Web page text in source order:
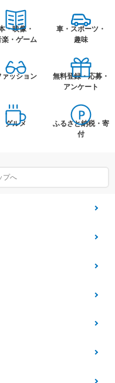
・映像・
楽・ゲーム
車・スポーツ・
趣味
ァッション
無料登録・応募・
アンケート
グルメ
ふるさと納税・寄
付
プへ